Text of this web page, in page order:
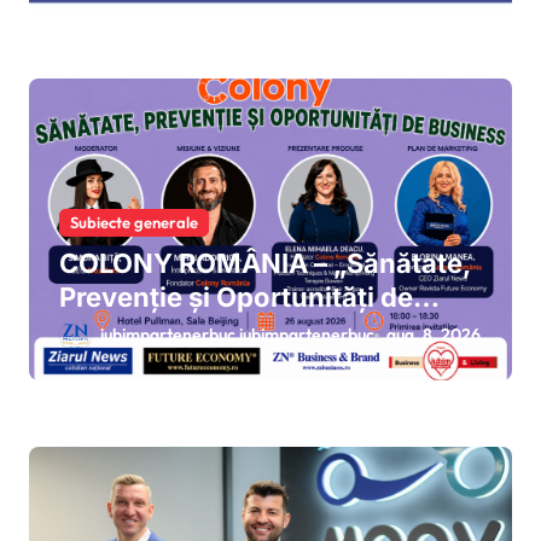
Subiecte generale
COLONY ROMÂNIA – „Sănătate,
Prevenție și Oportunități de
Business”
iubimpartenerbuc iubimpartenerbuc aug. 8, 2026